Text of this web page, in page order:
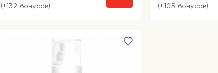
(+132 бонусов) (+105 бонусов)